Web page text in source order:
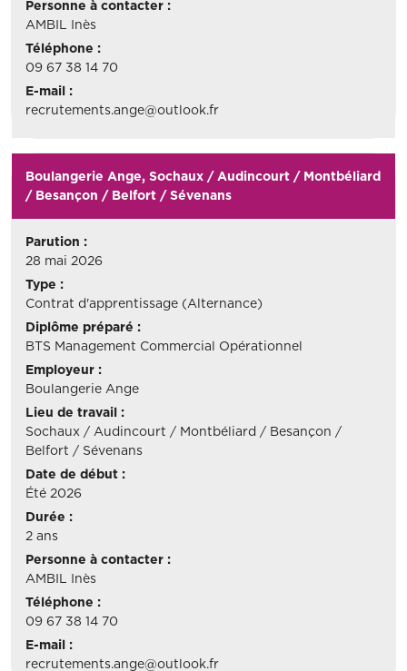
Personne à contacter :
AMBIL Inès
Téléphone :
09 67 38 14 70
E-mail :
recrutements.ange@outlook.fr
Boulangerie Ange, Sochaux / Audincourt / Montbéliard
/ Besançon / Belfort / Sévenans
Parution :
28 mai 2026
Type :
Contrat d'apprentissage (Alternance)
Diplôme préparé :
BTS Management Commercial Opérationnel
Employeur :
Boulangerie Ange
Lieu de travail :
Sochaux / Audincourt / Montbéliard / Besançon /
Belfort / Sévenans
Date de début :
Été 2026
Durée :
2 ans
Personne à contacter :
AMBIL Inès
Téléphone :
09 67 38 14 70
E-mail :
recrutements.ange@outlook.fr